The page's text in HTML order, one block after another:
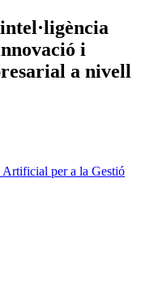
i
a nivell
per a la Gestió